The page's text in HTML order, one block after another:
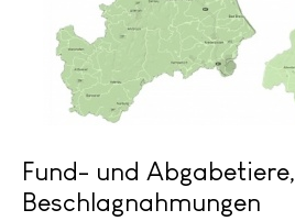
Fund- und Abgabetiere,
Beschlagnahmungen